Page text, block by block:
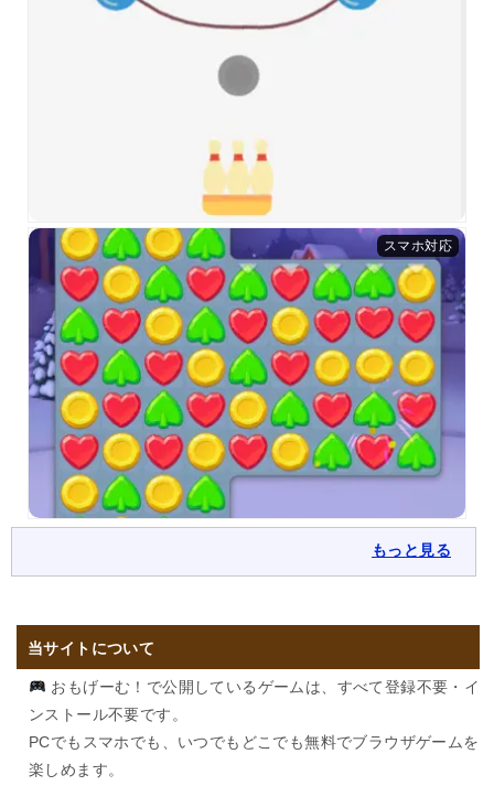
もっと見る
当サイトについて
おもげーむ！で公開しているゲームは、すべて登録不要・イ
ンストール不要です。
PCでもスマホでも、いつでもどこでも無料でブラウザゲームを
楽しめます。